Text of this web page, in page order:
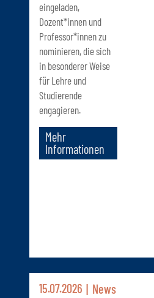
eingeladen,
Dozent*innen und
Professor*innen zu
nominieren, die sich
in besonderer Weise
für Lehre und
Studierende
engagieren.
Mehr
Informationen
15.07.2026
News